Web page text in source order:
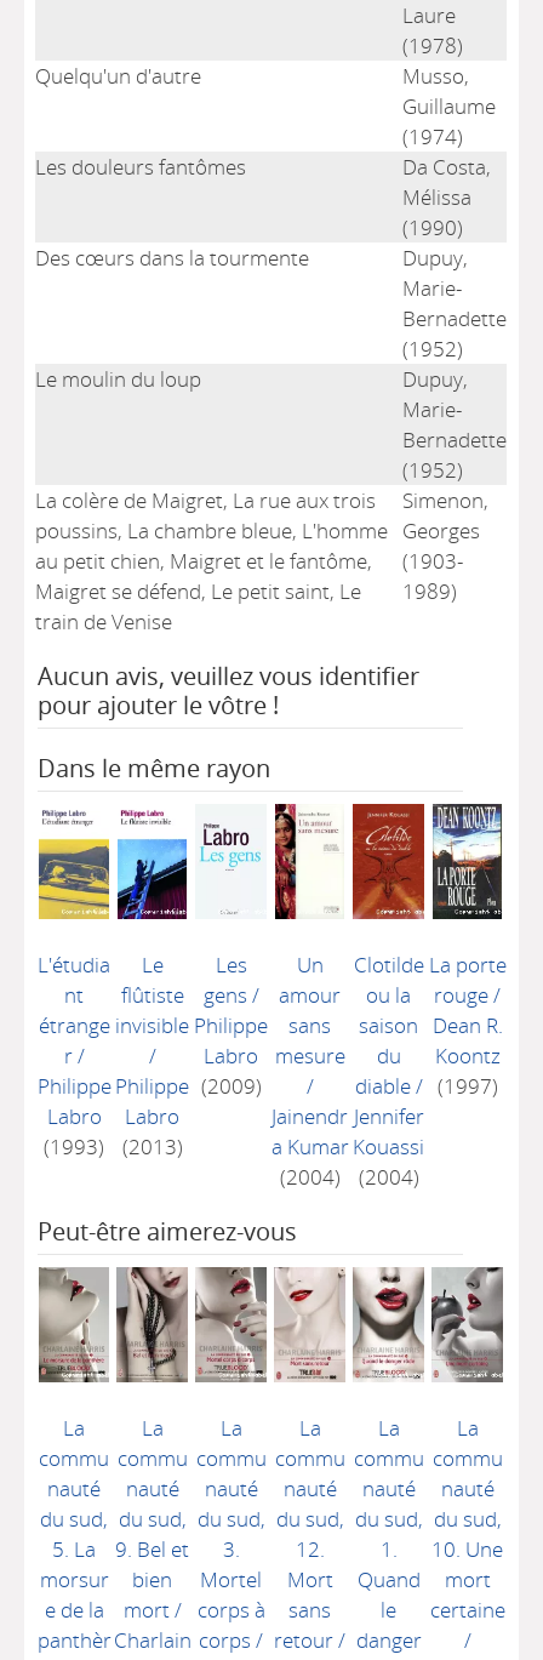
Laure
(1978)
Quelqu'un d'autre
Musso,
Guillaume
(1974)
Les douleurs fantômes
Da Costa,
Mélissa
(1990)
Des cœurs dans la tourmente
Dupuy,
Marie-
Bernadette
(1952)
Le moulin du loup
Dupuy,
Marie-
Bernadette
(1952)
La colère de Maigret, La rue aux trois
poussins, La chambre bleue, L'homme
au petit chien, Maigret et le fantôme,
Maigret se défend, Le petit saint, Le
train de Venise
Simenon,
Georges
(1903-
1989)
Aucun avis, veuillez vous identifier
pour ajouter le vôtre !
Dans le même rayon
L'étudia
nt
étrange
r/
Philippe
Labro
(1993)
Le
flûtiste
invisible
/
Philippe
Labro
(2013)
Les
gens /
Philippe
Labro
(2009)
Un
amour
sans
mesure
/
Jainendr
a Kumar
(2004)
Clotilde
ou la
saison
du
diable/
Jennifer
Kouassi
(2004)
La porte
rouge/
Dean R.
Koontz
(1997)
Peut-être aimerez-vous
La
commu
nauté
du sud,
5. La
morsur
e de la
panthèr
La
commu
nauté
du sud,
9. Bel et
bien
mort/
Charlain
La
commu
nauté
du sud,
3.
Mortel
corps à
corps /
La
commu
nauté
du sud,
12.
Mort
sans
retour/
La
commu
nauté
du sud,
1.
Quand
le
danger
La
commu
nauté
du sud,
10. Une
mort
certaine
/